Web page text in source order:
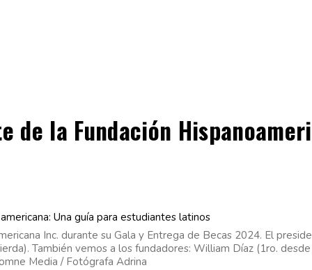
de la Fundación
Inc. durante su Gala y Entrega de Becas 2024. El
También vemos a los fundadores: William Díaz (1ro.
Media / Fotógrafa Adrina